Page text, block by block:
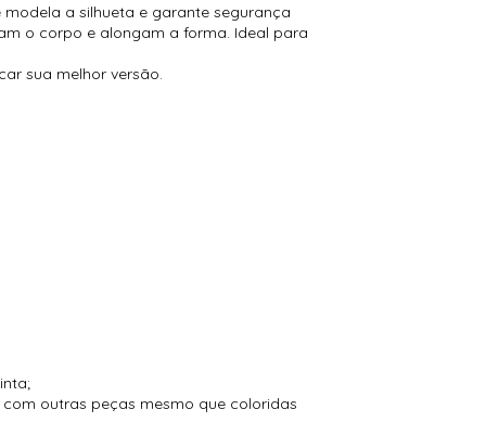
a silhueta e garante segurança
o corpo e alongam a forma. Ideal para
sua melhor versão.
outras peças mesmo que coloridas